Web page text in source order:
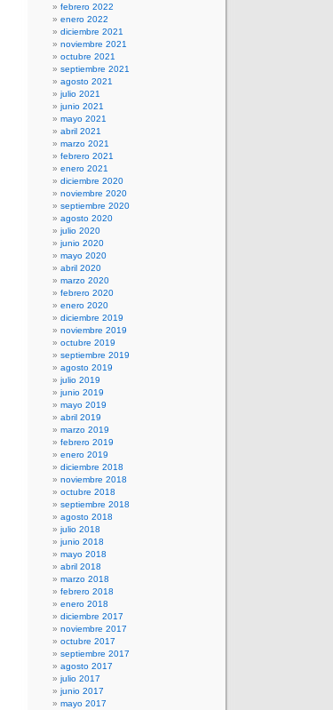
febrero 2022
enero 2022
diciembre 2021
noviembre 2021
octubre 2021
septiembre 2021
agosto 2021
julio 2021
junio 2021
mayo 2021
abril 2021
marzo 2021
febrero 2021
enero 2021
diciembre 2020
noviembre 2020
septiembre 2020
agosto 2020
julio 2020
junio 2020
mayo 2020
abril 2020
marzo 2020
febrero 2020
enero 2020
diciembre 2019
noviembre 2019
octubre 2019
septiembre 2019
agosto 2019
julio 2019
junio 2019
mayo 2019
abril 2019
marzo 2019
febrero 2019
enero 2019
diciembre 2018
noviembre 2018
octubre 2018
septiembre 2018
agosto 2018
julio 2018
junio 2018
mayo 2018
abril 2018
marzo 2018
febrero 2018
enero 2018
diciembre 2017
noviembre 2017
octubre 2017
septiembre 2017
agosto 2017
julio 2017
junio 2017
mayo 2017